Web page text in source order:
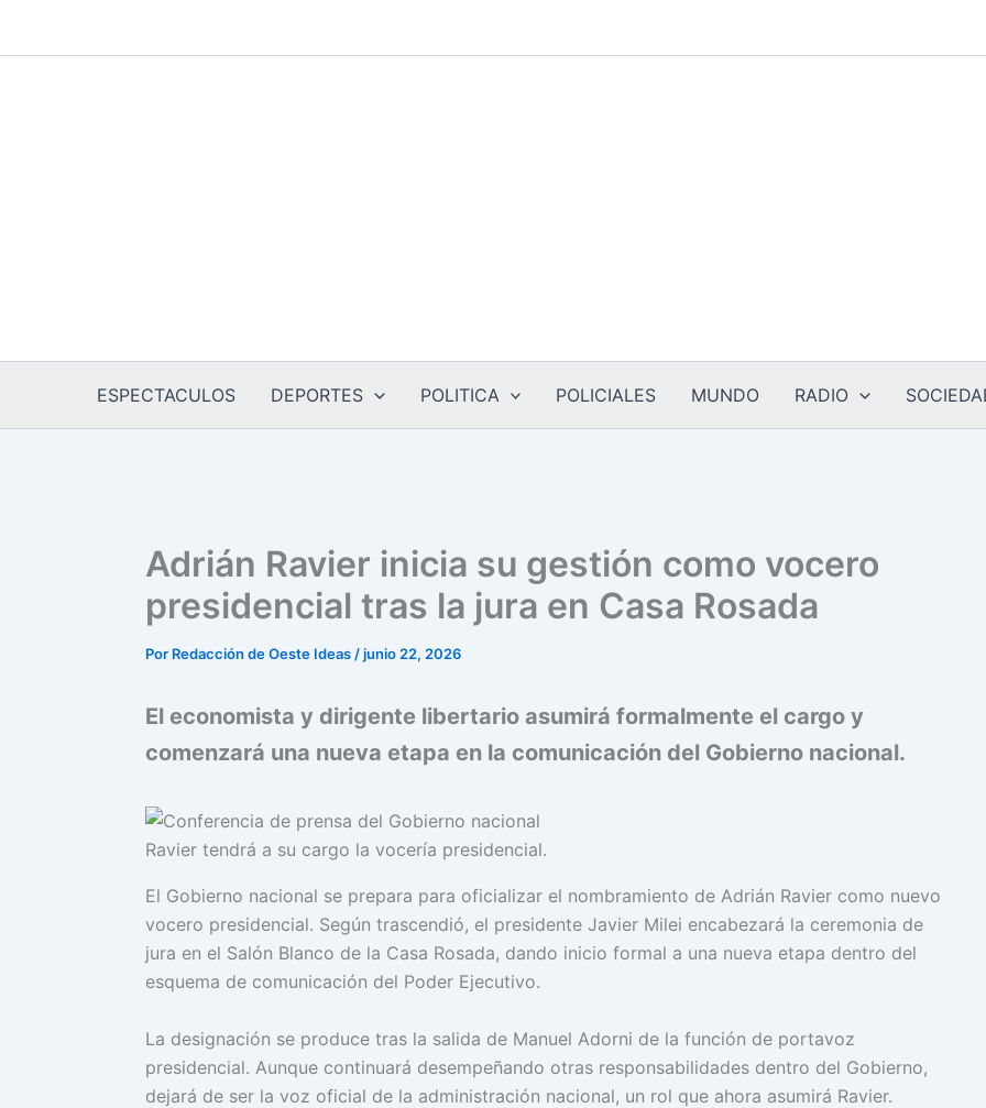
ESPECTACULOS DEPORTES POLITICA POLICIALES MUNDO RADIO
Adrián Ravier inicia su gestión como vocero
presidencial tras la jura en Casa Rosada
Por Redacción de Oeste Ideas /junio 22, 2026
El economista y dirigente libertario asumirá formalmente el cargo y
comenzará una nueva etapa en la comunicación del Gobierno nacional.
Ravier tendrá a su cargo la vocería presidencial.
El Gobierno nacional se prepara para oficializar el nombramiento de Adrián Ravier como nuevo
vocero presidencial. Según trascendió, el presidente Javier Milei encabezará la ceremonia de
jura en el Salón Blanco de la Casa Rosada, dando inicio formal a una nueva etapa dentro del
esquema de comunicación del Poder Ejecutivo.
La designación se produce tras la salida de Manuel Adorni de la función de portavoz
presidencial. Aunque continuará desempeñando otras responsabilidades dentro del Gobierno,
dejará de ser la voz oficial de la administración nacional, un rol que ahora asumirá Ravier.